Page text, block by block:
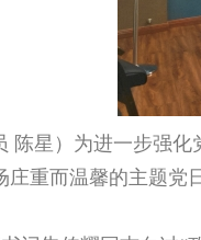
星）为进一步强化
庄重而温馨的主题党